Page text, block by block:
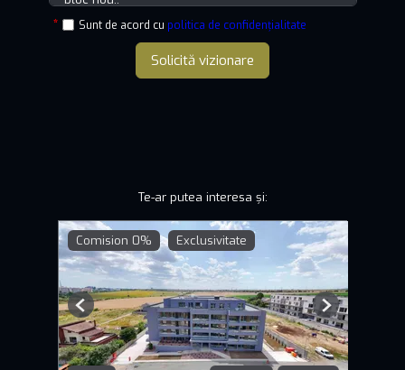
Sunt de acord cu politica de confidențialitate
Solicită vizionare
Te-ar putea interesa și:
Comision 0% Exclusivitate
Previous Next